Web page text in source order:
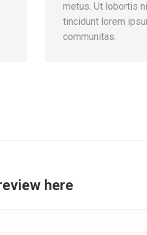
metus. Ut lobortis
tincidunt lorem
communitas.
here